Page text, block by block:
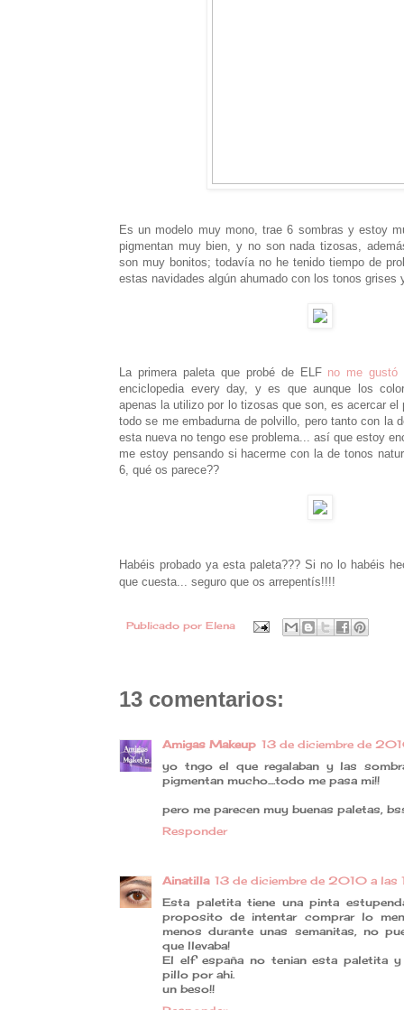
Es un modelo muy mono, trae 6 sombras y estoy
pigmentan muy bien, y no son nada tizosas,
son muy bonitos; todavía no he tenido tiempo de
estas navidades algún ahumado con los tonos grises
La primera paleta que probé de ELF no me gustó
enciclopedia every day, y es que aunque los
apenas la utilizo por lo tizosas que son, es acercar
todo se me embadurna de polvillo, pero tanto con la
esta nueva no tengo ese problema... así que estoy
me estoy pensando si hacerme con la de tonos
6, qué os parece??
Habéis probado ya esta paleta??? Si no lo habéis
que cuesta... seguro que os arrepentís!!!!
Publicado por Elena
13 comentarios:
Amigas Makeup 13 de diciembre de
yo tngo el que regalaban y las
pigmentan mucho....todo me pasa mi!!
pero me parecen muy buenas paletas,
Responder
Ainatilla 13 de diciembre de 2010 a las
Esta paletita tiene una pinta
proposito de intentar comprar lo
menos durante unas semanitas, no
que llevaba!
El elf españa no tenian esta paletita
pillo por ahi.
un beso!!